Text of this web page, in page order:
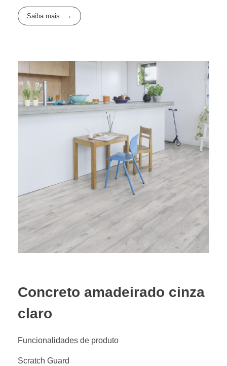
Saiba mais
Concreto amadeirado cinza
claro
Funcionalidades de produto
Scratch Guard